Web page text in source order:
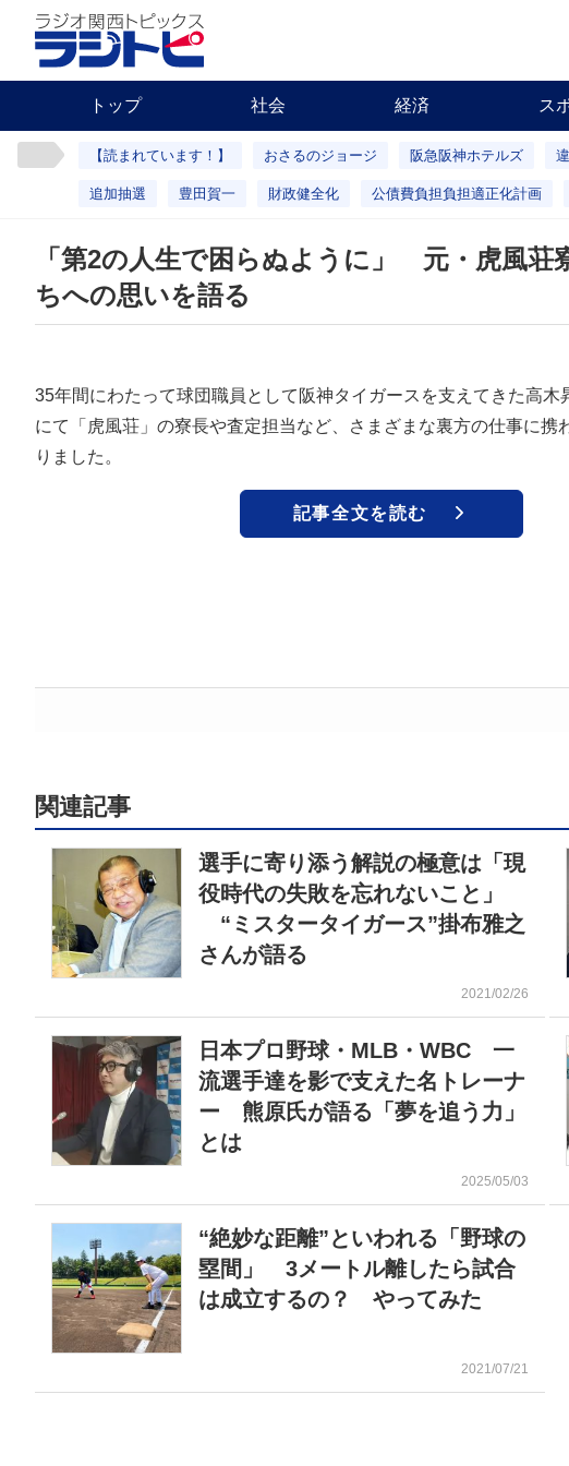
トップ 社会 経済 ス
【読まれています！】 おさるのジョージ 阪急阪神ホテルズ
追加抽選 豊田賀一 財政健全化 公債費負担負担適正化計画
「第2の人生で困らぬように」 元・虎風
ちへの思いを語る
35年間にわたって球団職員として阪神タイガースを支えてきた高木
にて「虎風荘」の寮長や査定担当など、さまざまな裏方の仕事に携
りました。
記事全文を読む
関連記事
選手に寄り添う解説の極意は「現
役時代の失敗を忘れないこと」
“ミスタータイガース”掛布雅之
さんが語る
2021/02/26
日本プロ野球・MLB・WBC 一
流選手達を影で支えた名トレーナ
ー 熊原氏が語る「夢を追う力」
とは
2025/05/03
“絶妙な距離”といわれる「野球の
塁間」 3メートル離したら試合
は成立するの？ やってみた
2021/07/21